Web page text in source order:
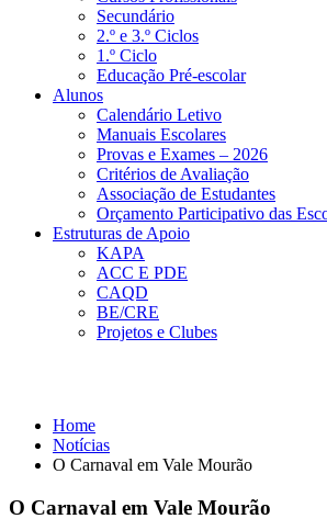
Secundário
2.º e 3.º Ciclos
1.º Ciclo
Educação Pré-escolar
Alunos
Calendário Letivo
Manuais Escolares
Provas e Exames – 2026
Critérios de Avaliação
Associação de Estudantes
Orçamento Participativo das
Estruturas de Apoio
KAPA
ACC E PDE
CAQD
BE/CRE
Projetos e Clubes
Home
Notícias
O Carnaval em Vale Mourão
O Carnaval em Vale Mourão